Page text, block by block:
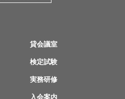
貸会議室
検定試験
実務研修
入会案内